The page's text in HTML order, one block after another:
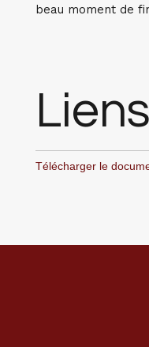
beau moment de
Télécharger le